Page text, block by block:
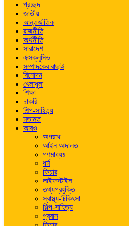
প্রচ্ছদ
জাতীয়
আন্তর্জাতিক
রাজনীতি
অর্থনীতি
সারাদেশ
এক্সক্লুসিভ
সম্পাদকের বাছাই
বিনোদন
খেলাধুলা
শিক্ষা
চাকরি
শিল্প-সাহিত্য
মতামত
আরও
অপরাধ
আইন আদালত
গণমাধ্যম
ধর্ম
ফিচার
লাইফস্টাইল
তথ্যপ্রযুক্তি
স্বাস্থ্য-চিকিৎসা
শিল্প-সাহিত্য
প্রবাস